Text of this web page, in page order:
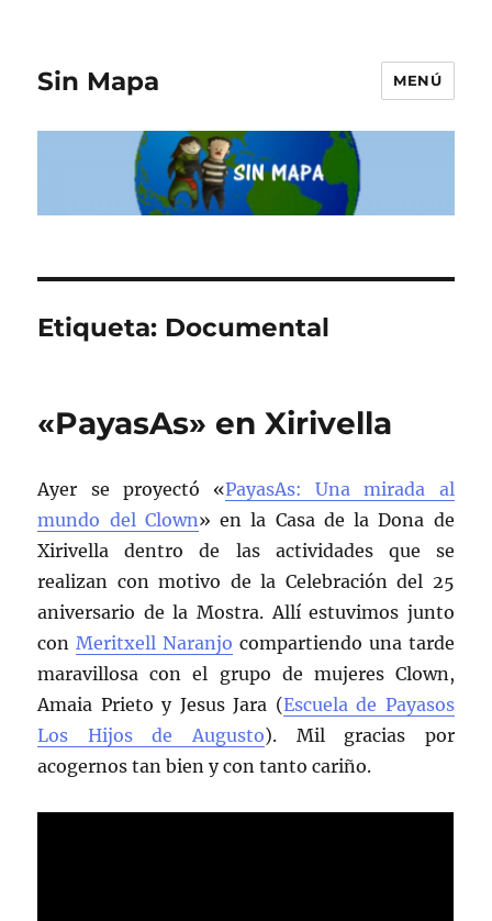
Sin Mapa MENÚ
Etiqueta: Documental
«PayasAs» en Xirivella
Ayer se proyectó «PayasAs: Una mirada al
mundo del Clown» en la Casa de la Dona de
Xirivella dentro de las actividades que se
realizan con motivo de la Celebración del 25
aniversario de la Mostra. Allí estuvimos junto
con Meritxell Naranjo compartiendo una tarde
maravillosa con el grupo de mujeres Clown,
Amaia Prieto y Jesus Jara (Escuela de Payasos
Los Hijos de Augusto). Mil gracias por
acogernos tan bien y con tanto cariño.